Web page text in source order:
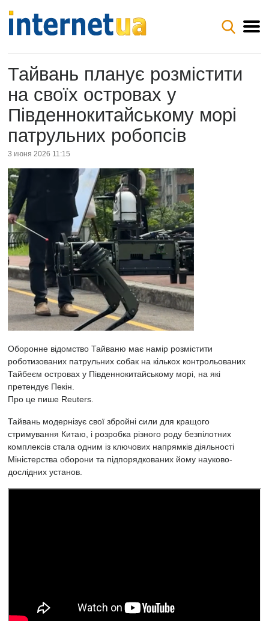
Тайвань планує розмістити
на своїх островах у
Південнокитайському морі
патрульних робопсів
3 июня 2026 11:15
Оборонне відомство Тайваню має намір розмістити
роботизованих патрульних собак на кількох контрольованих
Тайбеєм островах у Південнокитайському морі, на які
претендує Пекін.
Про це пише Reuters.
Тайвань модернізує свої збройні сили для кращого
стримування Китаю, і розробка різного роду безпілотних
комплексів стала одним із ключових напрямків діяльності
Міністерства оборони та підпорядкованих йому науково-
дослідних установ.